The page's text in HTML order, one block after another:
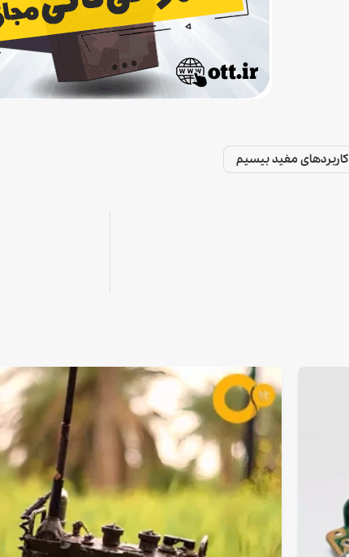
کاربردهای مفید بیسیم